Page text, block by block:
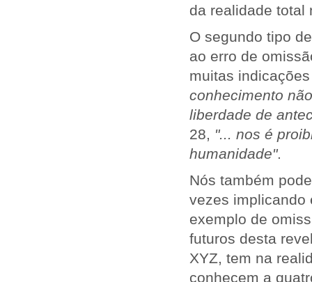
da realidade total
O segundo tipo
ao erro de
muitas
conhecimento
liberdade de
28, "... nos é
humanidade".
Nós também
vezes implicando
exemplo de
futuros desta
XYZ, tem na
conhecem a